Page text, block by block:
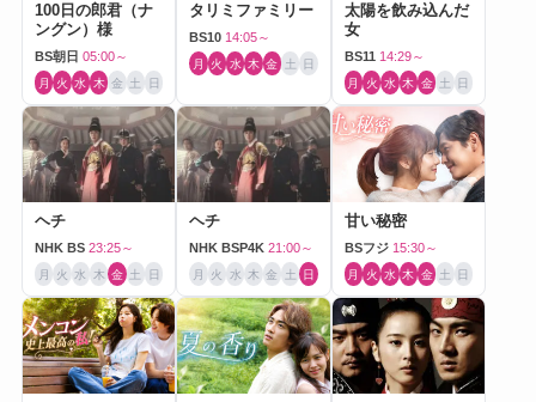
100日の郎君（ナ
ングン）様
BS朝日 05:00～
月 火 水 木 金 土 日
タリミファミリー
BS10 14:05～
月 火 水 木 金 土 日
太陽を飲み込んだ
女
BS11 14:29～
月 火 水 木 金 土 日
ヘチ
NHK BS 23:25～
月 火 水 木 金 土 日
ヘチ
NHK BSP4K 21:00～
月 火 水 木 金 土 日
甘い秘密
BSフジ 15:30～
月 火 水 木 金 土 日